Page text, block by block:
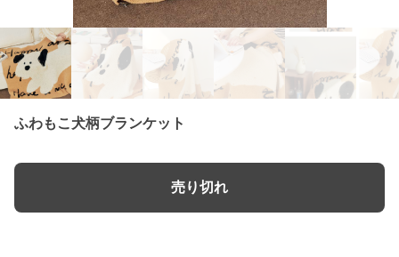
ふわもこ犬柄ブランケット
売り切れ